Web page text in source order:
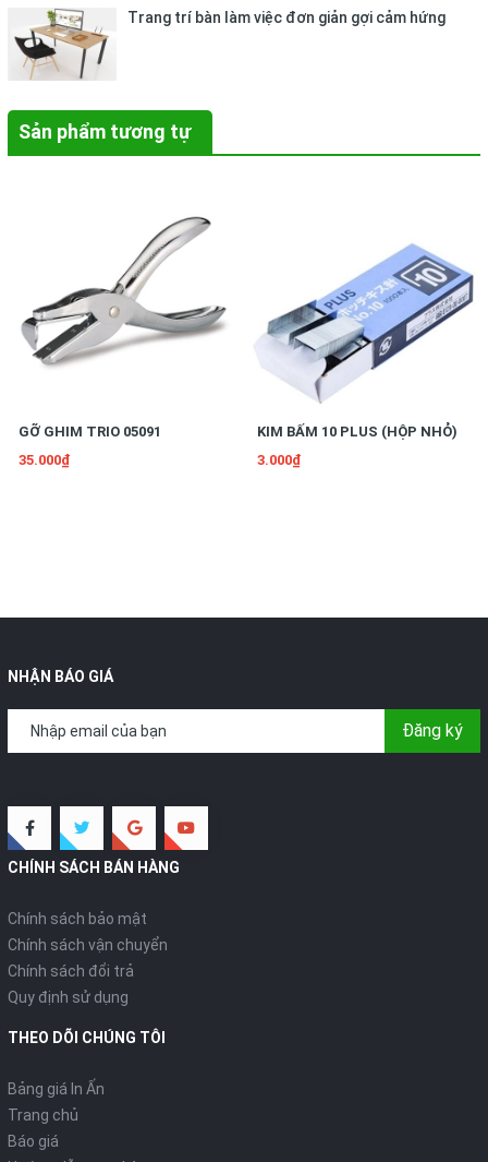
Trang trí bàn làm việc đơn giản gợi cảm hứng
Sản phẩm tương tự
GỠ GHIM TRIO 05091
35.000₫
KIM BẤM 10 PLUS (HỘP NHỎ)
3.000₫
NHẬN BÁO GIÁ
Đăng ký
CHÍNH SÁCH BÁN HÀNG
Chính sách bảo mật
Chính sách vận chuyển
Chính sách đổi trả
Quy định sử dụng
THEO DÕI CHÚNG TÔI
Bảng giá In Ấn
Trang chủ
Báo giá